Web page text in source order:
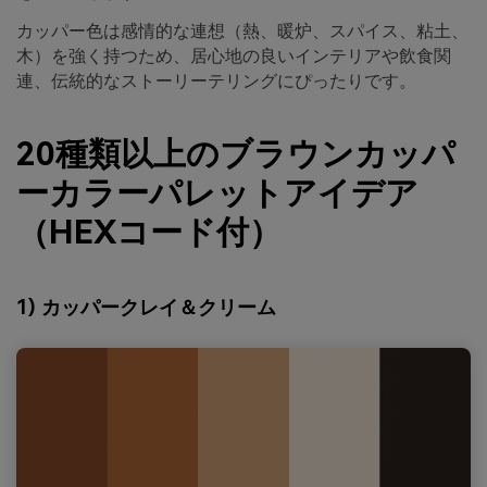
カッパー色は感情的な連想（熱、暖炉、スパイス、粘土、
木）を強く持つため、居心地の良いインテリアや飲食関
連、伝統的なストーリーテリングにぴったりです。
20種類以上のブラウンカッパ
ーカラーパレットアイデア
（HEXコード付）
1) カッパークレイ＆クリーム